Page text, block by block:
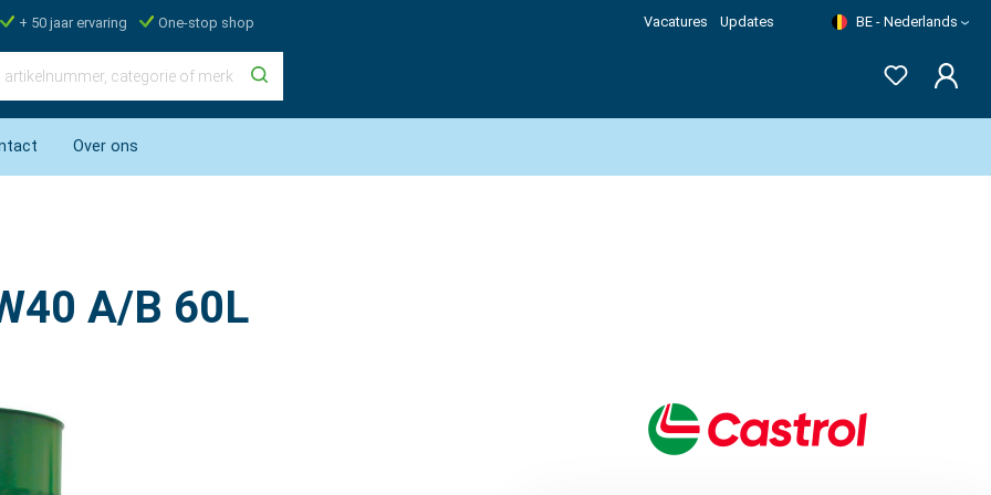
+ 50 jaar ervaring One-stop shop Vacatures Updates BE - Nederlands
Over ons
A/B 60L